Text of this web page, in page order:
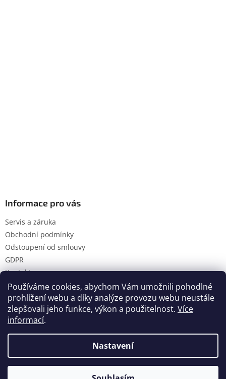
Používáme cookies, abychom Vám umožnili pohodlné
prohlížení webu a díky analýze provozu webu neustále
zlepšovali jeho funkce, výkon a použitelnost. Více
informací.
Nastavení
Informace pro vás
Servis a záruka
Obchodní podmínky
Odstoupení od smlouvy
GDPR
Kontakty
Vytvořil Shoptet
Hanol s.r.o.. Všechna práva vyhrazena.
Upravit nastavení cookies